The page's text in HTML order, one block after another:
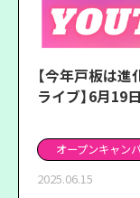
【今年戸板は
ライブ】6月19
オープンキャン
2025.06.15